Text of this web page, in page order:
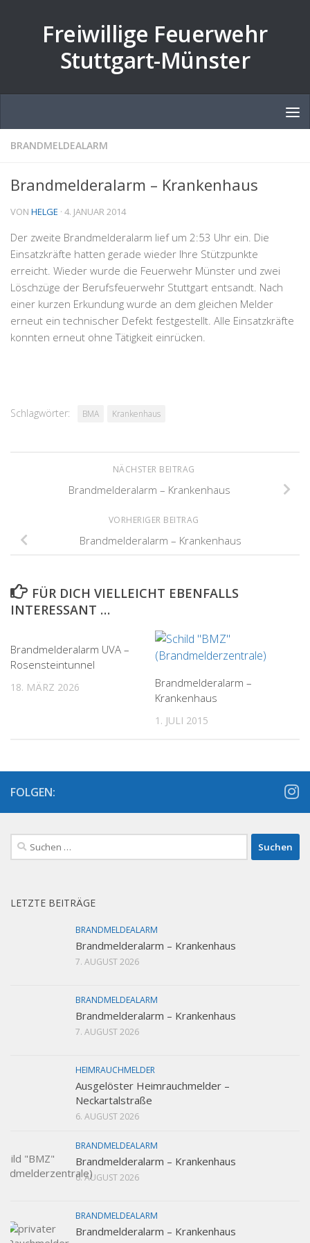
Freiwillige Feuerwehr
Stuttgart-Münster
BRANDMELDEALARM
Brandmelderalarm – Krankenhaus
VON HELGE · 4. JANUAR 2014
Der zweite Brandmelderalarm lief um 2:53 Uhr ein. Die
Einsatzkräfte hatten gerade wieder Ihre Stützpunkte
erreicht. Wieder wurde die Feuerwehr Münster und zwei
Löschzüge der Berufsfeuerwehr Stuttgart entsandt. Nach
einer kurzen Erkundung wurde an dem gleichen Melder
erneut ein technischer Defekt festgestellt. Alle Einsatzkräfte
konnten erneut ohne Tätigkeit einrücken.
Schlagwörter: BMA Krankenhaus
NÄCHSTER BEITRAG
Brandmelderalarm – Krankenhaus
VORHERIGER BEITRAG
Brandmelderalarm – Krankenhaus
FÜR DICH VIELLEICHT EBENFALLS
INTERESSANT …
Brandmelderalarm UVA –
Rosensteintunnel
18. MÄRZ 2026
Brandmelderalarm –
Krankenhaus
1. JULI 2015
FOLGEN:
Suchen
nach:
LETZTE BEITRÄGE
BRANDMELDEALARM
Brandmelderalarm – Krankenhaus
7. AUGUST 2026
BRANDMELDEALARM
Brandmelderalarm – Krankenhaus
7. AUGUST 2026
HEIMRAUCHMELDER
Ausgelöster Heimrauchmelder –
Neckartalstraße
6. AUGUST 2026
BRANDMELDEALARM
Brandmelderalarm – Krankenhaus
6. AUGUST 2026
BRANDMELDEALARM
Brandmelderalarm – Krankenhaus